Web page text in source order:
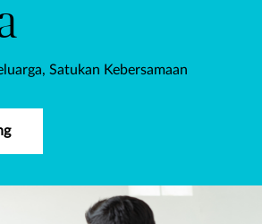
Satukan Kebersamaan